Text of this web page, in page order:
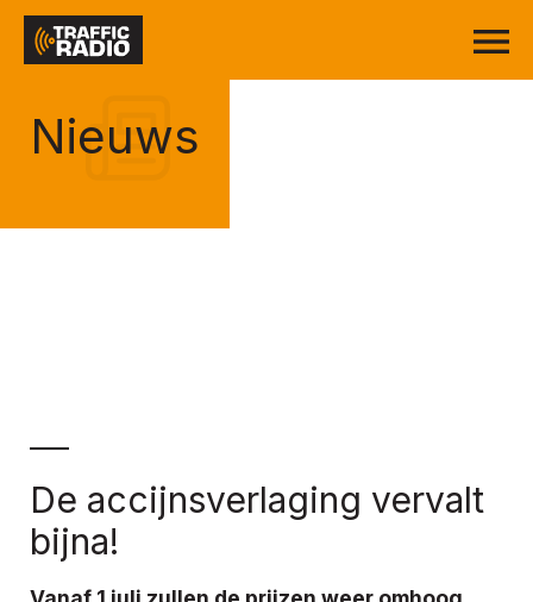
Nieuws
De accijnsverlaging vervalt
bijna!